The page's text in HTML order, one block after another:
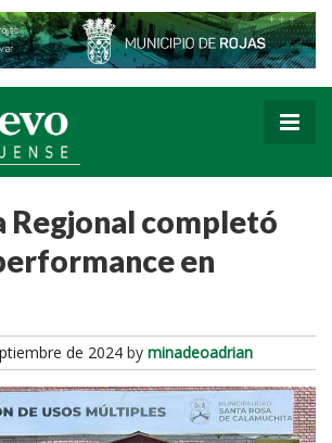
Regjonal completó
en
de 2024 by minadeoadrian